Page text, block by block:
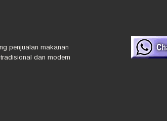
penjualan makanan
dan modern